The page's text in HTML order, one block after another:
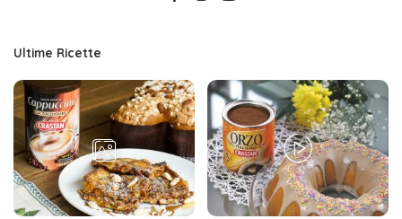
Ultime Ricette